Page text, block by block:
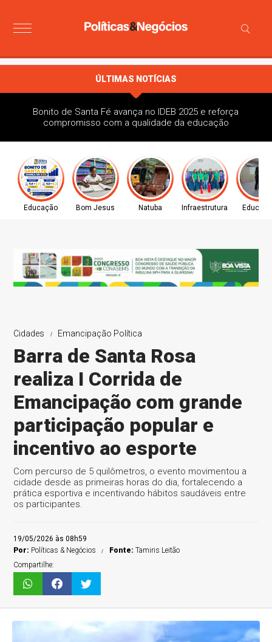
ÚLTIMAS NOTÍCIAS
Bonito de Santa Fé avança no IDEB 2025 e reforça
compromisso com a qualidade da educação
Educação Bom Jesus Natuba Infraestrutura
Cidades Emancipação Política
Barra de Santa Rosa
realiza I Corrida de
Emancipação com grande
participação popular e
incentivo ao esporte
Com percurso de 5 quilômetros, o evento movimentou a
cidade desde as primeiras horas do dia, fortalecendo a
prática esportiva e incentivando hábitos saudáveis entre
os participantes.
19/05/2026 às 08h59
Por: Políticas & Negócios Fonte:Tamiris Leitão
Compartilhe: